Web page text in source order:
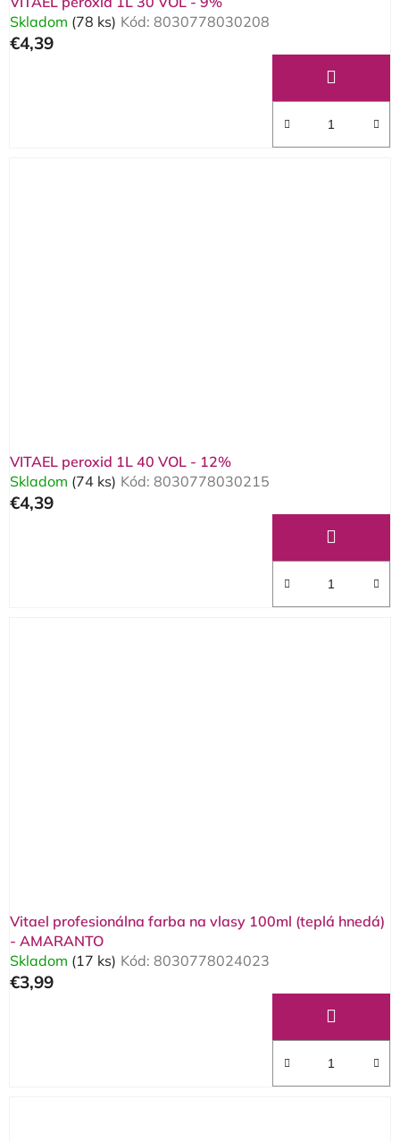
Skladom (78 ks) Kód: 8030778030208
€4,39
VITAEL peroxid 1L 40 VOL - 12%
Skladom (74 ks) Kód: 8030778030215
€4,39
Vitael profesionálna farba na vlasy 100ml (teplá hnedá)
- AMARANTO
Skladom (17 ks) Kód: 8030778024023
€3,99